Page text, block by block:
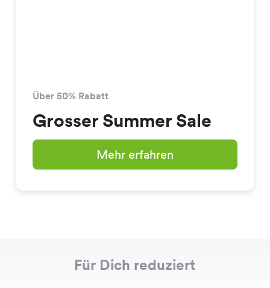
Über 50% Rabatt
Grosser Summer Sale
Mehr erfahren
Für Dich reduziert